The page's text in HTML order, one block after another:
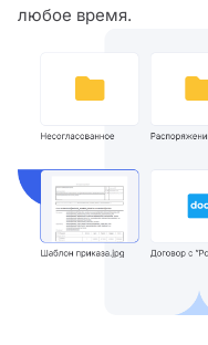
любое время.